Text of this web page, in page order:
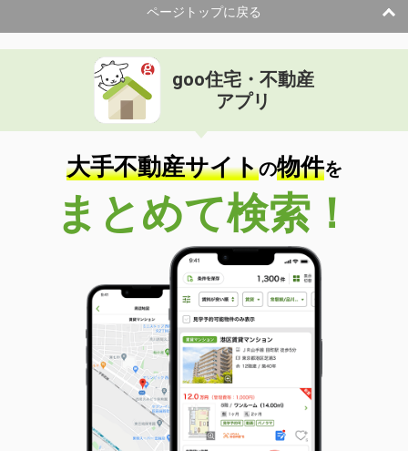
ページトップに戻る
goo住宅・不動産
アプリ
大手不動産サイトの物件を
まとめて検索！